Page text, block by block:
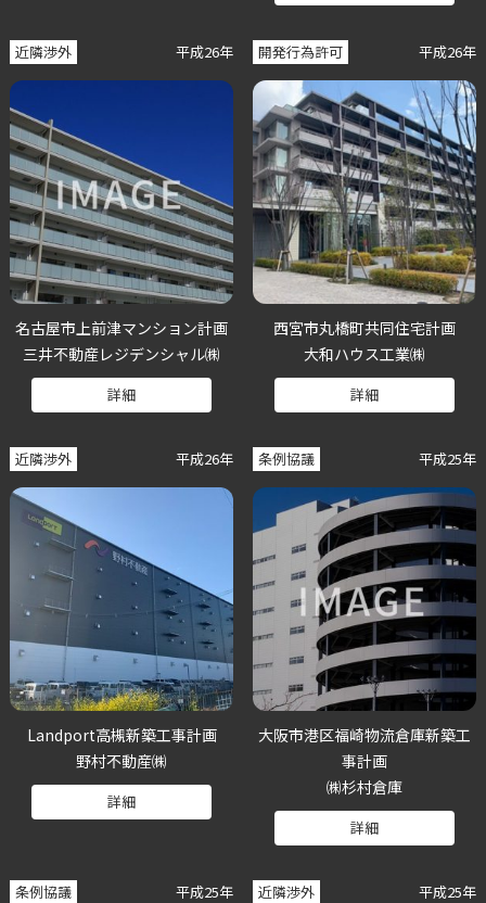
近隣渉外 平成26年
名古屋市上前津マンション計画
三井不動産レジデンシャル㈱
詳細
開発行為許可 平成26年
西宮市丸橋町共同住宅計画
大和ハウス工業㈱
詳細
近隣渉外 平成26年
Landport高槻新築工事計画
野村不動産㈱
詳細
条例協議 平成25年
大阪市港区福崎物流倉庫新築工
事計画
㈱杉村倉庫
詳細
条例協議 平成25年 近隣渉外 平成25年